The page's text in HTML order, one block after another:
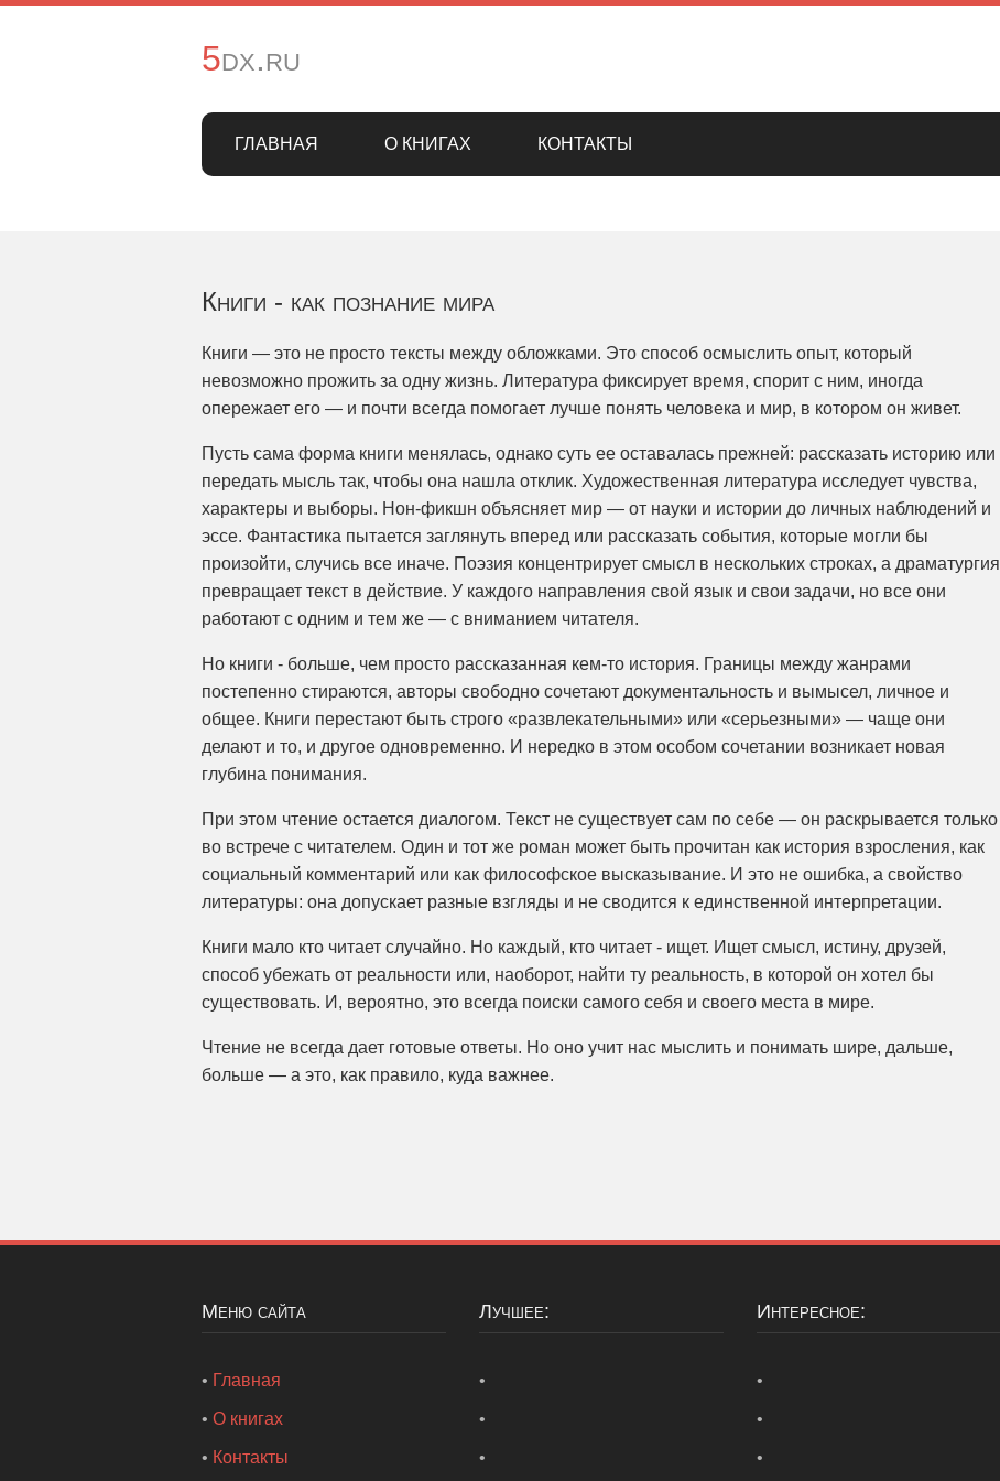
5dx.ru
ГЛАВНАЯ О КНИГАХ КОНТАКТЫ
Книги - как познание мира
Книги — это не просто тексты между обложками. Это способ осмыслить опыт, который
невозможно прожить за одну жизнь. Литература фиксирует время, спорит с ним, иногда
опережает его — и почти всегда помогает лучше понять человека и мир, в котором он живет.
Пусть сама форма книги менялась, однако суть ее оставалась прежней: рассказать историю или
передать мысль так, чтобы она нашла отклик. Художественная литература исследует чувства,
характеры и выборы. Нон-фикшн объясняет мир — от науки и истории до личных наблюдений и
эссе. Фантастика пытается заглянуть вперед или рассказать события, которые могли бы
произойти, случись все иначе. Поэзия концентрирует смысл в нескольких строках, а драматургия
превращает текст в действие. У каждого направления свой язык и свои задачи, но все они
работают с одним и тем же — с вниманием читателя.
Но книги - больше, чем просто рассказанная кем-то история. Границы между жанрами
постепенно стираются, авторы свободно сочетают документальность и вымысел, личное и
общее. Книги перестают быть строго «развлекательными» или «серьезными» — чаще они
делают и то, и другое одновременно. И нередко в этом особом сочетании возникает новая
глубина понимания.
При этом чтение остается диалогом. Текст не существует сам по себе — он раскрывается только
во встрече с читателем. Один и тот же роман может быть прочитан как история взросления, как
социальный комментарий или как философское высказывание. И это не ошибка, а свойство
литературы: она допускает разные взгляды и не сводится к единственной интерпретации.
Книги мало кто читает случайно. Но каждый, кто читает - ищет. Ищет смысл, истину, друзей,
способ убежать от реальности или, наоборот, найти ту реальность, в которой он хотел бы
существовать. И, вероятно, это всегда поиски самого себя и своего места в мире.
Чтение не всегда дает готовые ответы. Но оно учит нас мыслить и понимать шире, дальше,
больше — а это, как правило, куда важнее.
Меню сайта
• Главная
• О книгах
• Контакты
Лучшее:
•
•
•
Интересное:
•
•
•